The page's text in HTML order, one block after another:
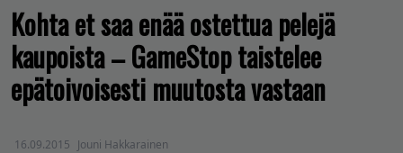
Kohta et saa enää ostettua pelejä
kaupoista – GameStop taistelee
epätoivoisesti muutosta vastaan
16.09.2015 Jouni Hakkarainen